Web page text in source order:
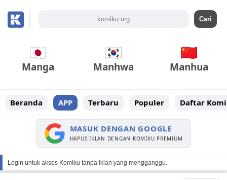
Manga Manhwa Manhua
Beranda APP Terbaru Populer Daftar
MASUK DENGAN GOOGLE
HAPUS IKLAN DENGAN KOMIKU PREMIUM
Login untuk akses Komiku tanpa iklan yang mengganggu.